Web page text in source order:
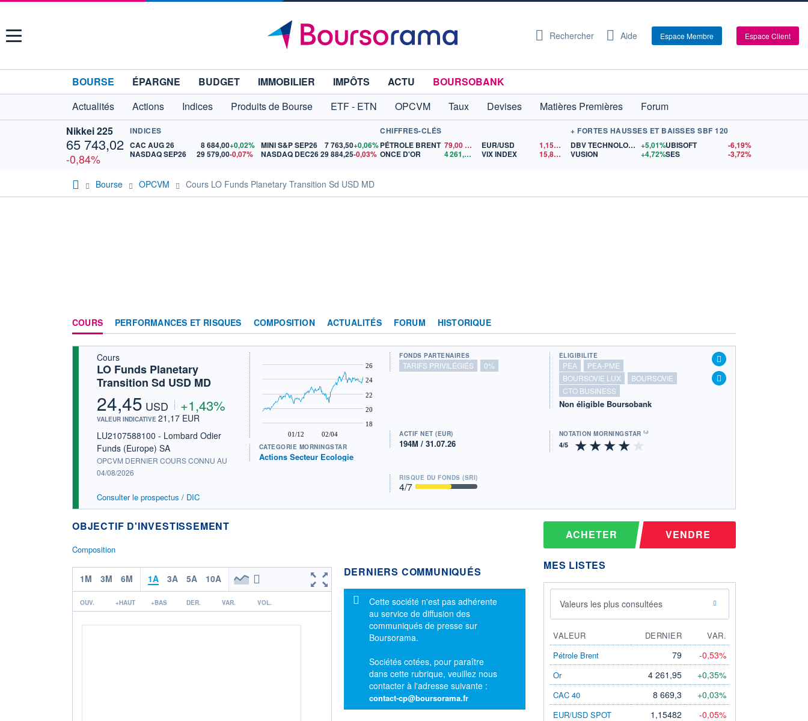
Menu Rechercher Aide Espace Membre Espace Client
BOURSE ÉPARGNE BUDGET IMMOBILIER IMPÔTS ACTU
BOURSOBANK
Actualités
Actions Indices Produits de Bourse ETF - ETN OPCVM Taux Devises Matières Premières
Forum
Nikkei 225
65 743,02
-0,84%
INDICES
CAC AUG 26
8 684,00+0,02%
NASDAQ SEP26
29 579,00-0,07%
MINI S&P SEP26 7 763,50+0,06%
NASDAQ DEC2629 884,25-0,03%
CHIFFRES-CLÉS
PÉTROLE BRENT 79,00
ONCE D'OR
4 261,95 $US
EUR/USD 1,1548
$US
VIX INDEX
15,81$US
+ FORTES HAUSSES ET BAISSES SBF 120
DBV TECHNOLOGIES +5,01%
VUSION
+4,72%
UBISOFT
-6,19%
SES
-3,72%
Bourse OPCVM Cours LO Funds Planetary Transition Sd USD MD
COURS PERFORMANCES ET RISQUES COMPOSITION ACTUALITÉS FORUM HISTORIQUE
Cours
LO Funds Planetary
Transition Sd USD MD
24,45 USD +1,43%
VALEUR INDICATIVE 21,17 EUR
LU2107588100 - Lombard Odier
Funds (Europe) SA
OPCVM DERNIER COURS CONNU AU
04/08/2026
Consulter le prospectus / DIC
01/12 02/04
18
20
22
24
26
CATÉGORIE MORNINGSTAR
Actions Secteur Ecologie
FONDS PARTENAIRES
TARIFS PRIVILÉGIÉS 0%
ÉLIGIBILITÉ
PEA
PEA-PME
BOURSOVIE LUX
BOURSOVIE
CTO BUSINESS
Non éligible Boursobank
ACTIF NET (EUR)
194M / 31.07.26
NOTATION MORNINGSTAR ⁽¹⁾
RISQUE DU FONDS (SRI)
4/7
OBJECTIF D'INVESTISSEMENT
Composition
1M 3M 6M 1A 3A 5A 10A
OUV. +HAUT +BAS DER. VAR. VOL.
DERNIERS COMMUNIQUÉS
Message d'information
Cette société n'est pas adhérente
au service de diffusion des
communiqués de presse sur
Boursorama.
Sociétés cotées, pour paraître
dans cette rubrique, veuillez nous
contacter à l'adresse suivante :
contact-cp@boursorama.fr
ACHETER VENDRE
MES LISTES
Valeurs les plus consultées
VALEUR DERNIER
VAR.
Pétrole Brent
79 -0,53%
Or 4 261,95 +0,35%
CAC 40 8 669,3 +0,03%
EUR/USD SPOT 1,15482 -0,05%